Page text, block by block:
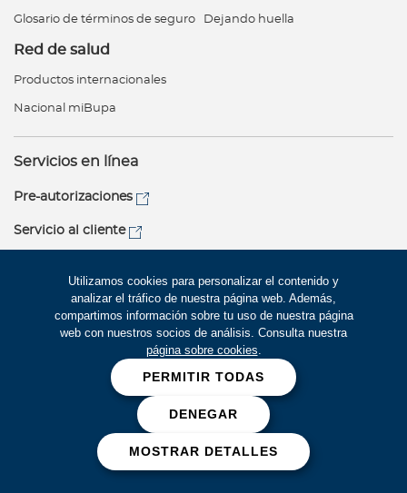
Utilizamos cookies para personalizar el contenido y
analizar el tráfico de nuestra página web. Además,
compartimos información sobre tu uso de nuestra página
web con nuestros socios de análisis. Consulta nuestra
página sobre cookies.
PERMITIR TODAS
DENEGAR
MOSTRAR DETALLES
Glosario de términos de seguro Dejando huella
Red de salud
Productos internacionales
Nacional miBupa
Servicios en línea
Pre-autorizaciones
Servicio al cliente
Contáctanos
USA Medical Services
24 horas, 365 días al año
usamed@bupalatinamerica.com
(593) 2 401-8945
sacecuador@bupalatinamerica.com